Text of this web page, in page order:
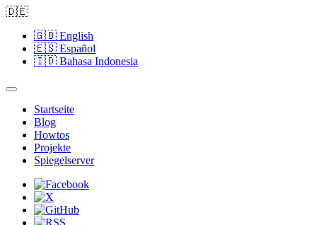
🇩🇪
🇬🇧 English
🇪🇸 Español
🇮🇩 Bahasa Indonesia
Startseite
Blog
Howtos
Projekte
Spiegelserver